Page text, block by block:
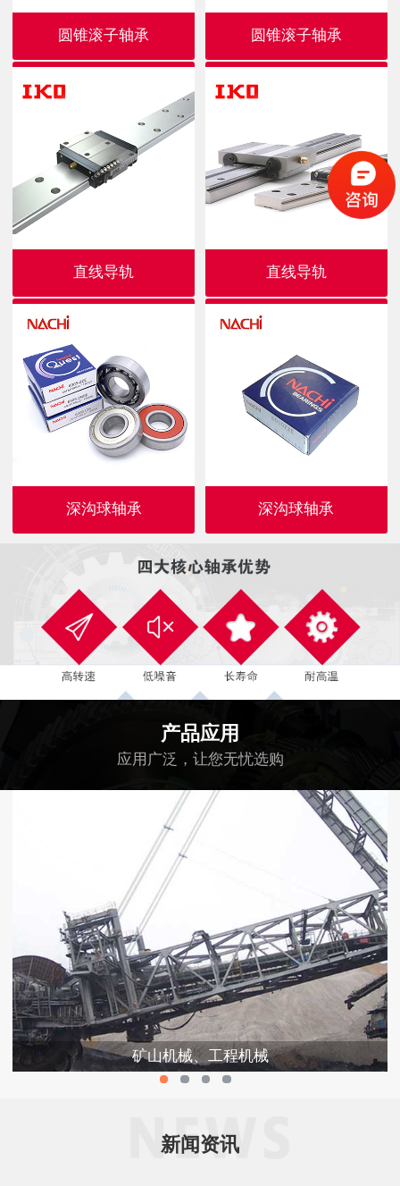
圆锥滚子轴承 圆锥滚子轴承
直线导轨 直线导轨
深沟球轴承 深沟球轴承
产品应用
应用广泛，让您无忧选购
矿山机械、工程机械
新闻资讯